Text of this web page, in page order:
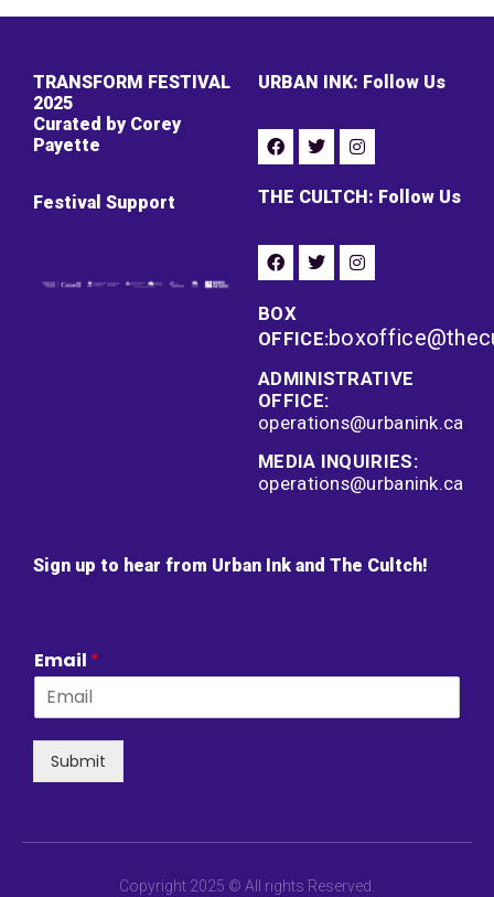
TRANSFORM FESTIVAL
2025
Curated by Corey
Payette
Festival Support
URBAN INK: Follow Us
THE CULTCH: Follow Us
BOX
OFFICE:
ADMINISTRATIVE
OFFICE:
operations@urbanink.ca
MEDIA INQUIRIES:
operations@urbanink.ca
Sign up to hear from Urban Ink and The Cultch!
Email *
Submit
Copyright 2025 © All rights Reserved.